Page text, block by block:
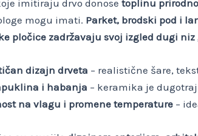
imitiraju drvo donose toplinu
mogu imati. Parket, brodski pod i
pločice zadržavaju svoj izgled dugi niz
dizajn drveta – realistične šare,
i habanja – keramika je
na vlagu i promene temperature –